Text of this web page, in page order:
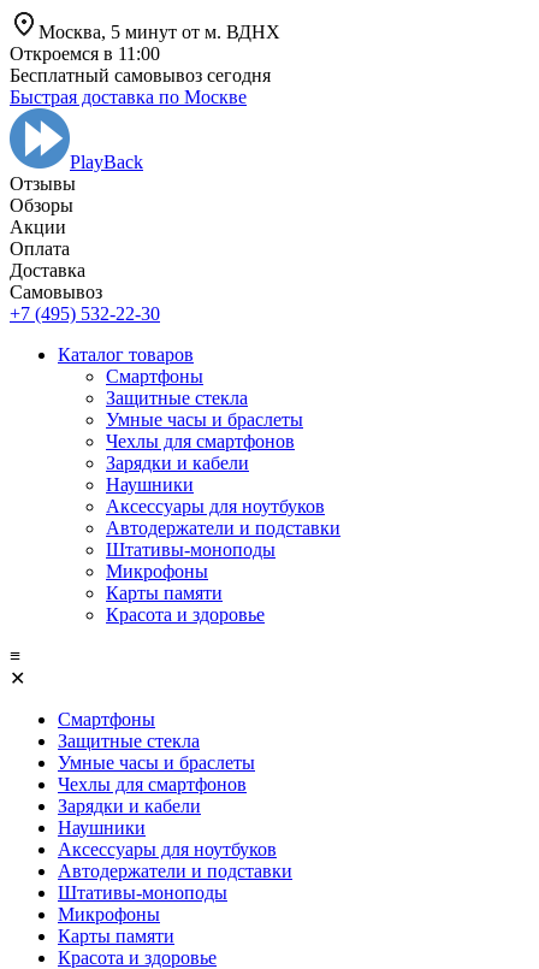
Москва, 5 минут от м. ВДНХ
Откроемся в 11:00
Бесплатный самовывоз сегодня
Быстрая доставка по Москве
PlayBack
Отзывы
Обзоры
Aкции
Оплата
Доставка
Самовывоз
+7 (495) 532-22-30
Каталог товаров
Смартфоны
Защитные стекла
Умные часы и браслеты
Чехлы для смартфонов
Зарядки и кабели
Наушники
Аксессуары для ноутбуков
Автодержатели и подставки
Штативы-моноподы
Микрофоны
Карты памяти
Красота и здоровье
≡
✕
Смартфоны
Защитные стекла
Умные часы и браслеты
Чехлы для смартфонов
Зарядки и кабели
Наушники
Аксессуары для ноутбуков
Автодержатели и подставки
Штативы-моноподы
Микрофоны
Карты памяти
Красота и здоровье